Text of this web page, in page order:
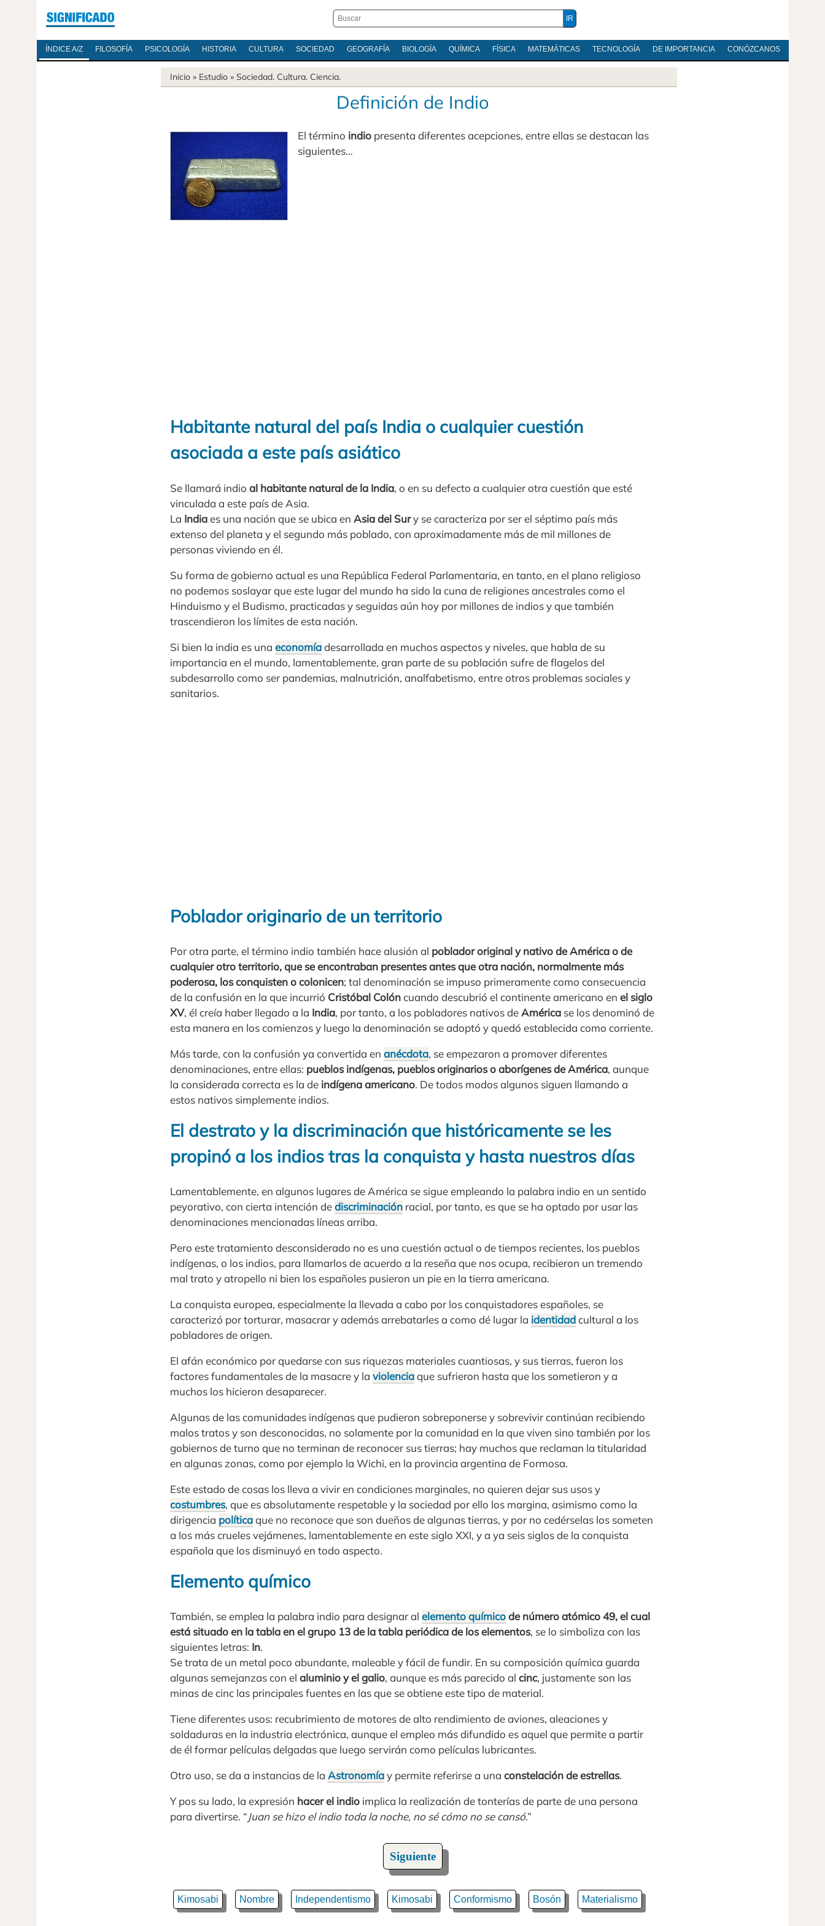
ÍNDICE A/Z FILOSOFÍA PSICOLOGÍA HISTORIA CULTURA SOCIEDAD GEOGRAFÍA BIOLOGÍA QUÍMICA FÍSICA MATEMÁTICAS TECNOLOGÍA DE IMPORTANCIA CONÓZCANOS
Inicio » Estudio » Sociedad. Cultura. Ciencia.
Definición de Indio
El término indio presenta diferentes acepciones, entre ellas se destacan las
siguientes…
Habitante natural del país India o cualquier cuestión
asociada a este país asiático
Se llamará indio al habitante natural de la India, o en su defecto a cualquier otra cuestión que esté
vinculada a este país de Asia.
La Indiaes una nación que se ubica en Asia del Sury se caracteriza por ser el séptimo país más
extenso del planeta y el segundo más poblado, con aproximadamente más de mil millones de
personas viviendo en él.
Su forma de gobierno actual es una República Federal Parlamentaria, en tanto, en el plano religioso
no podemos soslayar que este lugar del mundo ha sido la cuna de religiones ancestrales como el
Hinduismo y el Budismo, practicadas y seguidas aún hoy por millones de indios y que también
trascendieron los límites de esta nación.
Si bien la india es una economíadesarrollada en muchos aspectos y niveles, que habla de su
importancia en el mundo, lamentablemente, gran parte de su población sufre de flagelos del
subdesarrollo como ser pandemias, malnutrición, analfabetismo, entre otros problemas sociales y
sanitarios.
Poblador originario de un territorio
Por otra parte, el término indio también hace alusión al poblador original y nativo de América o de
cualquier otro territorio, que se encontraban presentes antes que otra nación, normalmente más
poderosa, los conquisten o colonicen; tal denominación se impuso primeramente como consecuencia
de la confusión en la que incurrió Cristóbal Colóncuando descubrió el continente americano en el siglo
XV, él creía haber llegado a la India, por tanto, a los pobladores nativos deAmérica se los denominó de
esta manera en los comienzos y luego la denominación se adoptó y quedó establecida como corriente.
Más tarde, con la confusión ya convertida en anécdota, se empezaron a promover diferentes
denominaciones, entre ellas: pueblos indígenas, pueblos originarios o aborígenes de América, aunque
la considerada correcta es la de indígena americano. De todos modos algunos siguen llamando a
estos nativos simplemente indios.
El destrato y la discriminación que históricamente se les
propinó a los indios tras la conquista y hasta nuestros días
Lamentablemente, en algunos lugares de América se sigue empleando la palabra indio en un sentido
peyorativo, con cierta intención dediscriminación racial, por tanto, es que se ha optado por usar las
denominaciones mencionadas líneas arriba.
Pero este tratamiento desconsiderado no es una cuestión actual o de tiempos recientes, los pueblos
indígenas, o los indios, para llamarlos de acuerdo a la reseña que nos ocupa, recibieron un tremendo
mal trato y atropello ni bien los españoles pusieron un pie en la tierra americana.
La conquista europea, especialmente la llevada a cabo por los conquistadores españoles, se
caracterizó por torturar, masacrar y además arrebatarles a como dé lugar la identidadcultural a los
pobladores de origen.
El afán económico por quedarse con sus riquezas materiales cuantiosas, y sus tierras, fueron los
factores fundamentales de la masacre y la violenciaque sufrieron hasta que los sometieron y a
muchos los hicieron desaparecer.
Algunas de las comunidades indígenas que pudieron sobreponerse y sobrevivir continúan recibiendo
malos tratos y son desconocidas, no solamente por la comunidad en la que viven sino también por los
gobiernos de turno que no terminan de reconocer sus tierras; hay muchos que reclaman la titularidad
en algunas zonas, como por ejemplo la Wichi, en la provincia argentina de Formosa.
Este estado de cosas los lleva a vivir en condiciones marginales, no quieren dejar sus usos y
costumbres, que es absolutamente respetable y la sociedad por ello los margina, asimismo como la
dirigencia políticaque no reconoce que son dueños de algunas tierras, y por no cedérselas los someten
a los más crueles vejámenes, lamentablemente en este siglo XXI, y a ya seis siglos de la conquista
española que los disminuyó en todo aspecto.
Elemento químico
También, se emplea la palabra indio para designar al elemento químicode número atómico 49, el cual
está situado en la tabla en el grupo 13 de la tabla periódica de los elementos, se lo simboliza con las
siguientes letras: In.
Se trata de un metal poco abundante, maleable y fácil de fundir. En su composición química guarda
algunas semejanzas con el aluminio y el galio, aunque es más parecido al cinc, justamente son las
minas de cinc las principales fuentes en las que se obtiene este tipo de material.
Tiene diferentes usos: recubrimiento de motores de alto rendimiento de aviones, aleaciones y
soldaduras en la industria electrónica, aunque el empleo más difundido es aquel que permite a partir
de él formar películas delgadas que luego servirán como películas lubricantes.
Otro uso, se da a instancias de la Astronomíay permite referirse a una constelación de estrellas.
Y pos su lado, la expresión hacer el indio implica la realización de tonterías de parte de una persona
para divertirse. “Juan se hizo el indio toda la noche, no sé cómo no se cansó.”
Siguiente
Kimosabi Nombre Independentismo Kimosabi Conformismo Bosón Materialismo